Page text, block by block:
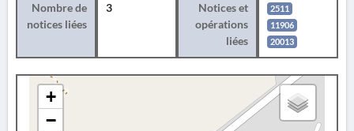
Nombre de
notices liées
3
Notices et
opérations
liées
2511
11906
20013
+
−